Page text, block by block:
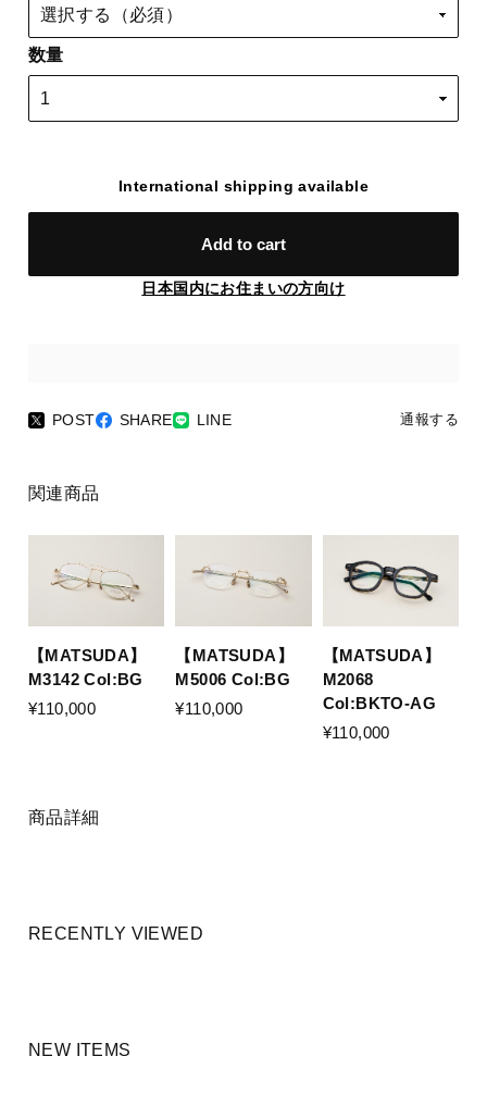
数量
International shipping available
Add to cart
日本国内にお住まいの方向け
POST SHARE LINE 通報する
関連商品
【MATSUDA】
M3142 Col:BG
¥110,000
【MATSUDA】
M5006 Col:BG
¥110,000
【MATSUDA】
M2068
Col:BKTO-AG
¥110,000
商品詳細
RECENTLY VIEWED
NEW ITEMS